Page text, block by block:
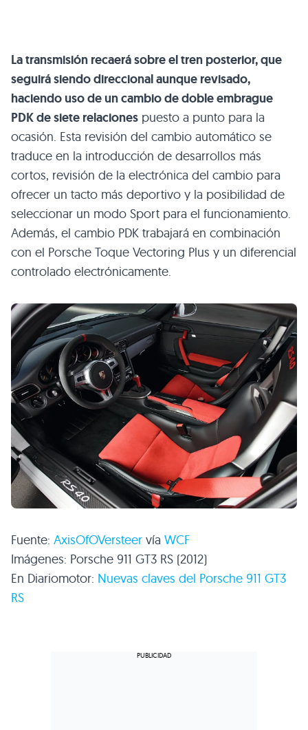
La transmisión recaerá sobre el tren posterior, que
seguirá siendo direccional aunque revisado,
haciendo uso de un cambio de doble embrague
PDK de siete relaciones puesto a punto para la
ocasión. Esta revisión del cambio automático se
traduce en la introducción de desarrollos más
cortos, revisión de la electrónica del cambio para
ofrecer un tacto más deportivo y la posibilidad de
seleccionar un modo Sport para el funcionamiento.
Además, el cambio PDK trabajará en combinación
con el Porsche Toque Vectoring Plus y un diferencial
controlado electrónicamente.
Fuente: AxisOfOVersteer vía WCF
Imágenes: Porsche 911 GT3 RS (2012)
En Diariomotor: Nuevas claves del Porsche 911 GT3
RS